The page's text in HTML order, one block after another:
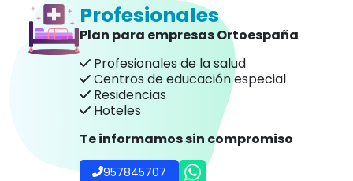
Profesionales
Plan para empresas Ortoespaña
Profesionales de la salud
Centros de educación especial
Residencias
Hoteles
Te informamos sin compromiso
957845707